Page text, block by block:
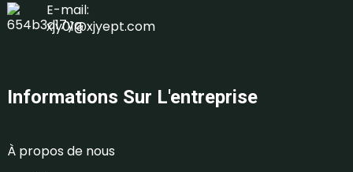
E-mail:
xjy01@xjyept.com
Informations Sur L'entreprise
À propos de nous